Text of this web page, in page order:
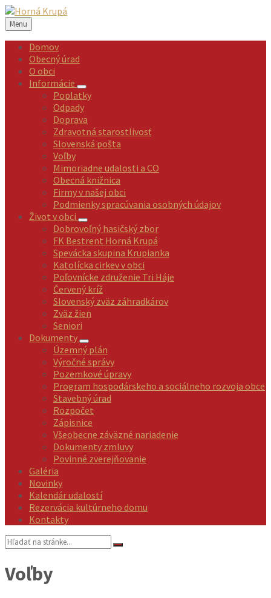
Preskočiť
na
obsah
Preskočiť
na
ľavý
panel
Preskočiť
na
pravý
panel
Preskočiť
na
pätičku
Menu
Domov
Obecný úrad
O obci
Informácie
Poplatky
Odpady
Doprava
Zdravotná starostlivosť
Slovenská pošta
Voľby
Mimoriadne udalosti a CO
Obecná knižnica
Firmy v našej obci
Podmienky spracúvania osobných údajov
Život v obci
Dobrovoľný hasičský zbor
FK Bestrent Horná Krupá
Spevácka skupina Krupianka
Katolícka cirkev v obci
Poľovnícke združenie Tri Háje
Červený kríž
Slovenský zväz záhradkárov
Zväz žien
Seniori
Dokumenty
Územný plán
Výročné správy
Pozemkové úpravy
Program hospodárskeho a sociálneho rozvoja obce
Stavebný úrad
Rozpočet
Zápisnice
Všeobecne záväzné nariadenie
Dokumenty zmluvy
Povinné zverejňovanie
Galéria
Novinky
Kalendár udalostí
Rezervácia kultúrneho domu
Kontakty
Vyhľadávanie:
Voľby